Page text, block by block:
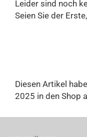
Leider sind noch
Seien Sie der
Diesen Artikel
2025 in den Shop